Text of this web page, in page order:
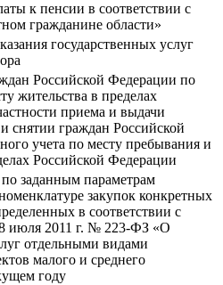
к пенсии в соответствии с
гражданине области»
государственных услуг
Российской Федерации по
жительства в пределах
приема и выдачи
снятии граждан Российской
учета по месту пребывания и
Российской Федерации
заданным параметрам
закупок конкретных
в соответствии с
июля 2011 г. № 223-ФЗ «О
отдельными видами
малого и среднего
году